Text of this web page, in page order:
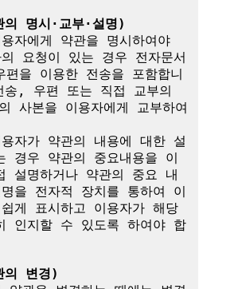
명시·교부·설명)
자에게 약관을 명시하여야
요청이 있는 경우 전자문서
편을 이용한 전송을 포함합니
, 우편 또는 직접 교부의
사본을 이용자에게 교부하여
자가 약관의 내용에 대한 설
경우 약관의 중요내용을 이
설명하거나 약관의 중요 내
을 전자적 장치를 통하여 이
게 표시하고 이용자가 해당
인지할 수 있도록 하여야 합
의 변경)